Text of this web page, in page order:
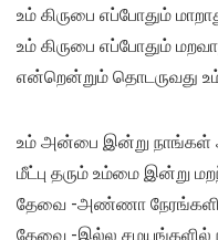
உம் கிருபை எப்போதும்
உம் கிருபை எப்போதும்
என்றென்றும் தொடருவது
உம் அன்பை இன்று நாங்கள்
மீட்பு தரும் உம்மை இன்று
தேவை -அண்ணா
தேவை -இல்ல சமயங்களில்